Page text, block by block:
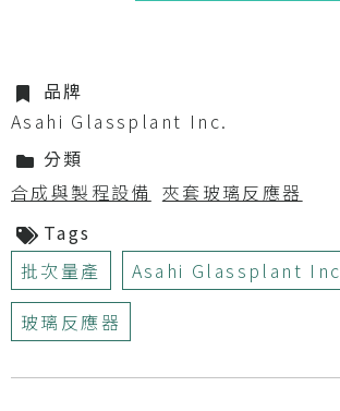
品牌
Asahi Glassplant Inc.
分類
合成與製程設備 夾套玻璃反應器
Tags
批次量產
Asahi Glassplant Inc
玻璃反應器